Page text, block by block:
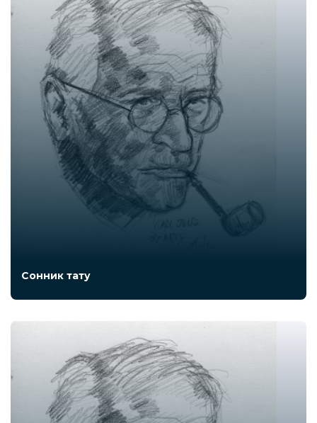
Сонник тату